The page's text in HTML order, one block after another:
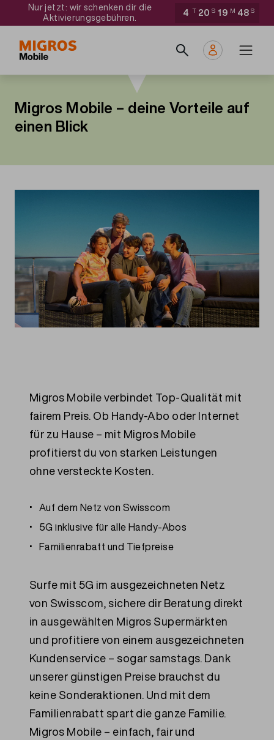
Direkt
zum
Inhalt
Navigate
to
home
page
Nur jetzt: wir schenken dir die
Aktivierungsgebühren.
4 T 20 S 19 M 47 S
navigation
Migros Mobile – deine Vorteile auf
einen Blick
Migros Mobile verbindet Top-Qualität mit
fairem Preis. Ob Handy-Abo oder Internet
für zu Hause – mit Migros Mobile
profitierst du von starken Leistungen
ohne versteckte Kosten.
Auf dem Netz von Swisscom
5G inklusive für alle Handy-Abos
Familienrabatt und Tiefpreise
Surfe mit 5G im ausgezeichneten Netz
von Swisscom, sichere dir Beratung direkt
in ausgewählten Migros Supermärkten
und profitiere von einem ausgezeichneten
Kundenservice – sogar samstags. Dank
unserer günstigen Preise brauchst du
keine Sonderaktionen. Und mit dem
Familienrabatt spart die ganze Familie.
Migros Mobile – einfach, fair und